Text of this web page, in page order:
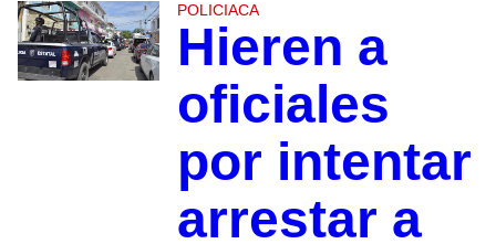
POLICIACA
Hieren a
oficiales
por intentar
arrestar a